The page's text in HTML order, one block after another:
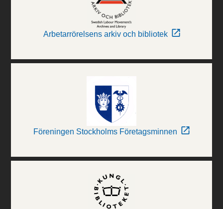
Arbetarrörelsens arkiv och bibliotek
Föreningen Stockholms Företagsminnen